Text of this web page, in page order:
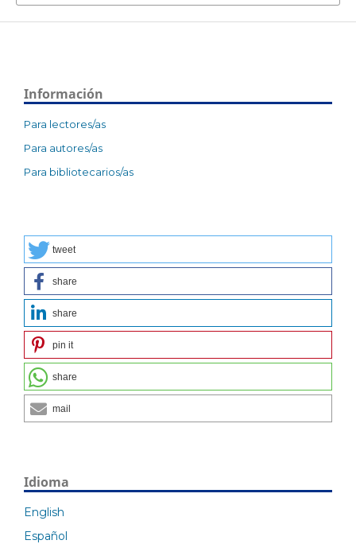
Información
Para lectores/as
Para autores/as
Para bibliotecarios/as
tweet
share
share
pin it
share
mail
Idioma
English
Español